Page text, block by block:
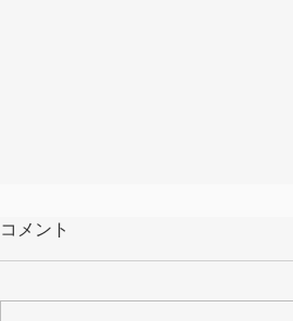
コメント